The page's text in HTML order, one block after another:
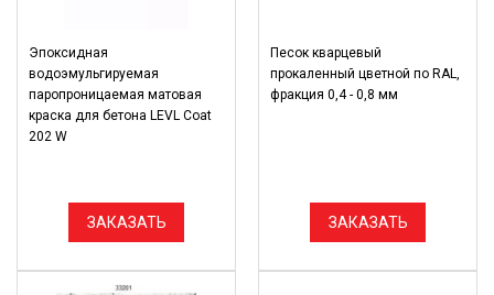
Эпоксидная
водоэмульгируемая
паропроницаемая матовая
краска для бетона LEVL Coat
202 W
ЗАКАЗАТЬ
Песок кварцевый
прокаленный цветной по RAL,
фракция 0,4 - 0,8 мм
ЗАКАЗАТЬ